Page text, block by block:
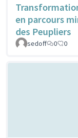
en parcours
des Peupliers
sedoff 0 0